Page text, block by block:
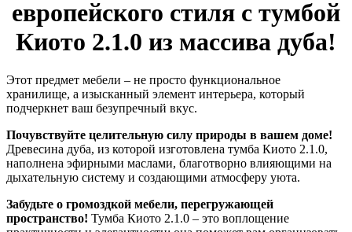
европейского стиля с тумбой
Киото 2.1.0 из массива дуба!
Этот предмет мебели – не просто функциональное
хранилище, а изысканный элемент интерьера, который
подчеркнет ваш безупречный вкус.
Почувствуйте целительную силу природы в вашем доме!
Древесина дуба, из которой изготовлена тумба Киото 2.1.0,
наполнена эфирными маслами, благотворно влияющими на
дыхательную систему и создающими атмосферу уюта.
Забудьте о громоздкой мебели, перегружающей
пространство! Тумба Киото 2.1.0 – это воплощение